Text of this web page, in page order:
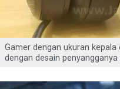
Gamer dengan ukuran
dengan desain penyangganya